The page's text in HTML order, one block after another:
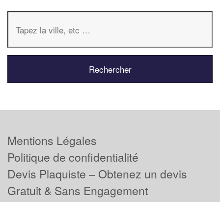
Mentions Légales
Politique de confidentialité
Devis Plaquiste – Obtenez un devis
Gratuit & Sans Engagement